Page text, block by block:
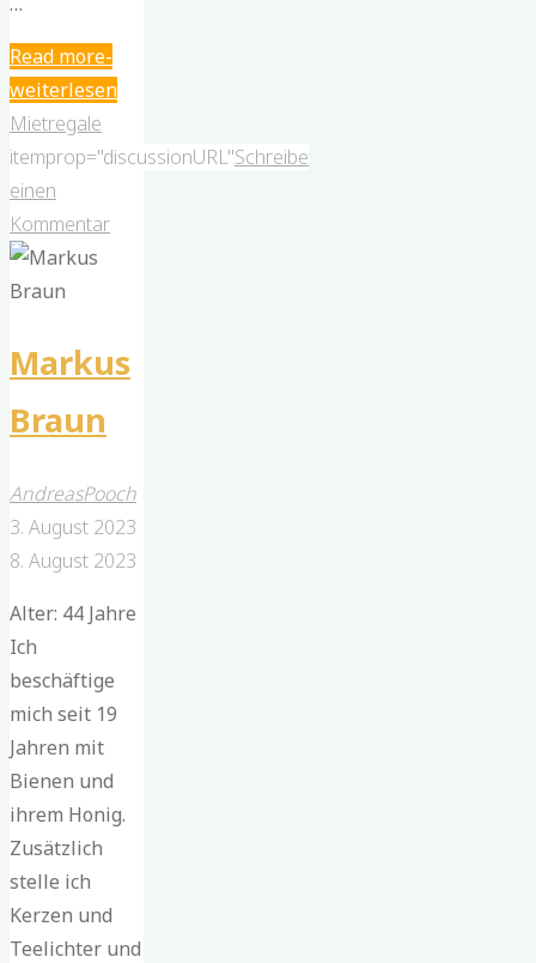
Read more"Gerhild
Clausnitzer"
Mietregale
itemprop="discussionURL"Schreibe
einen
Kommentar
Markus
Braun
AndreasPooch
3. August 2023
8. August 2023
Alter: 44 Jahre
Ich
beschäftige
mich seit 19
Jahren mit
Bienen und
ihrem Honig.
Zusätzlich
stelle ich
Kerzen und
Teelichter und